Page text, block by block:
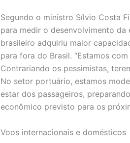
Segundo o ministro Sílvio Costa
para medir o desenvolvimento
brasileiro adquiriu maior
para fora do Brasil. “Estamos
Contrariando os pessimistas,
No setor portuário, estamos
estar dos passageiros,
econômico previsto para os
Voos internacionais e domésticos